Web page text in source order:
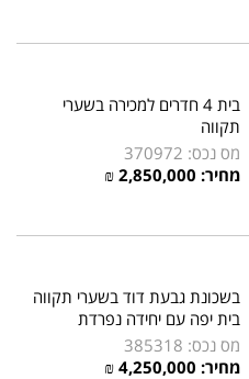
בית 4 חדרים למכירה בשערי
תקווה
מס נכס: 370972
מחיר: 2,850,000 ₪
בשכונת גבעת דוד בשערי תקווה
בית יפה עם יחידה נפרדת
מס נכס: 385318
מחיר: 4,250,000 ₪